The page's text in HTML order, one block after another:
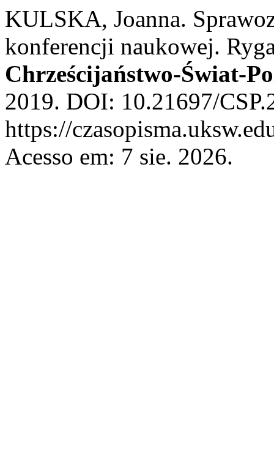
KULSKA, Joanna.
konferencji naukowej.
Chrześcijaństwo-Świat-
2019. DOI: 10.21697/
https://
Acesso em: 7 sie. 2026.